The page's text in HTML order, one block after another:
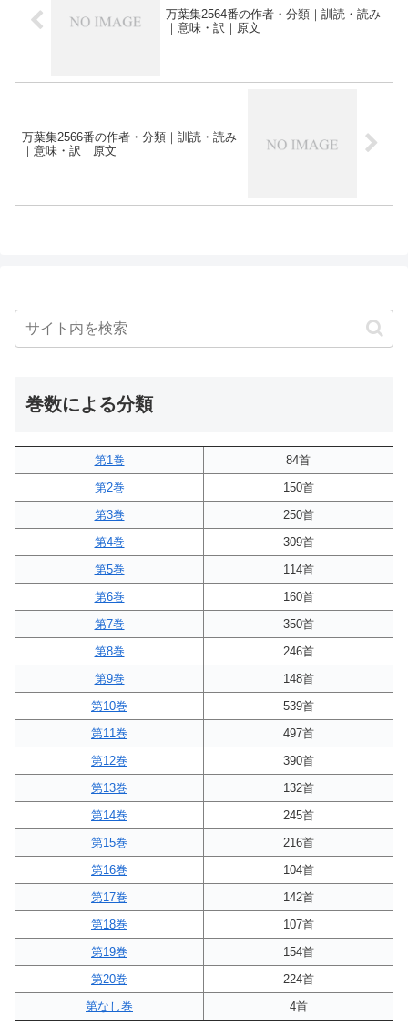
万葉集2564番の作者・分類｜訓読・読み
｜意味・訳｜原文
万葉集2566番の作者・分類｜訓読・読み
｜意味・訳｜原文
巻数による分類
第1巻
84首
第2巻
150首
第3巻
250首
第4巻
309首
第5巻
114首
第6巻
160首
第7巻
350首
第8巻
246首
第9巻
148首
第10巻
539首
第11巻
497首
第12巻
390首
第13巻
132首
第14巻
245首
第15巻
216首
第16巻
104首
第17巻
142首
第18巻
107首
第19巻
154首
第20巻
224首
第なし巻
4首